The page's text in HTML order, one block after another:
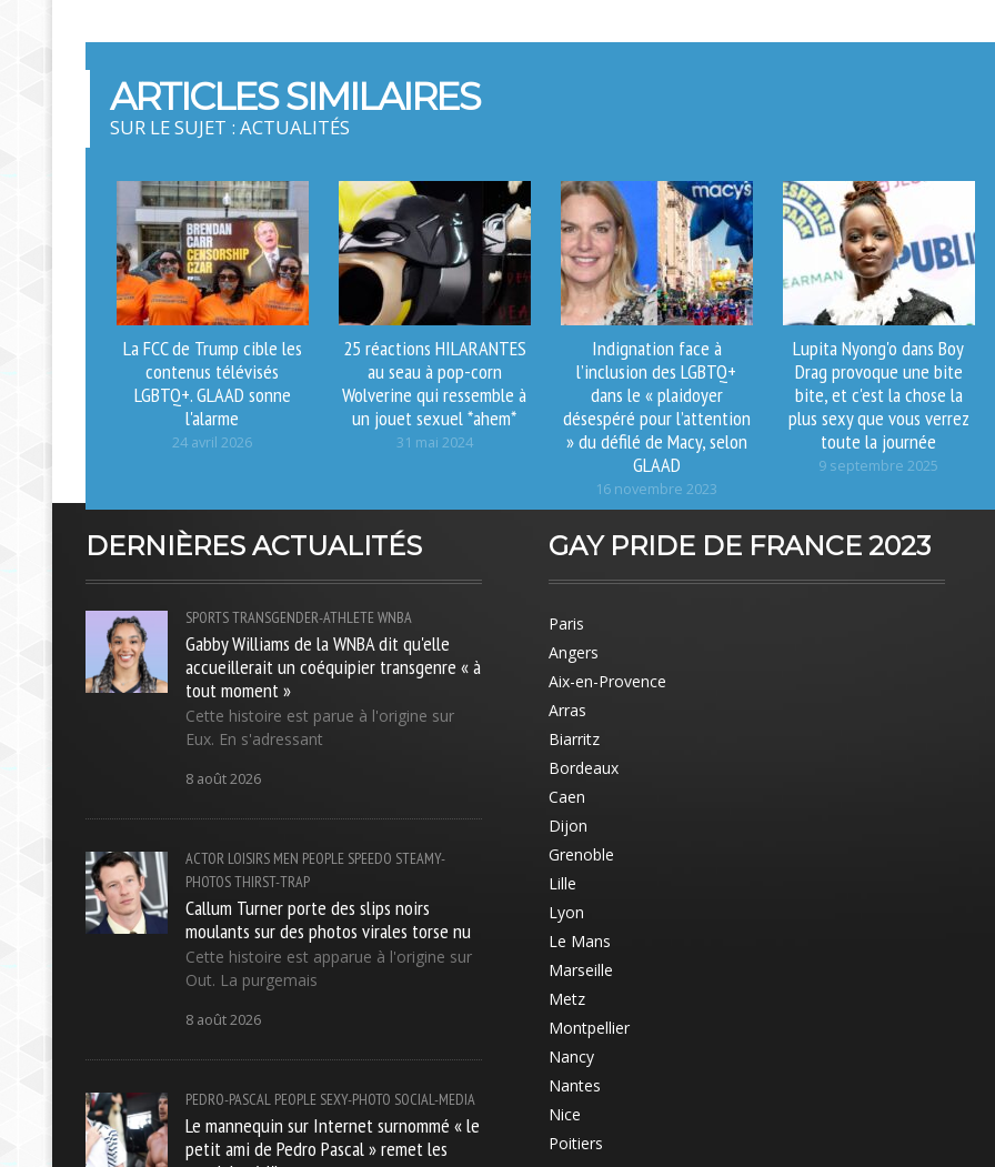
ARTICLES SIMILAIRES
SUR LE SUJET : ACTUALITÉS
La FCC de Trump cible les
contenus télévisés
LGBTQ+. GLAAD sonne
l'alarme
24 avril 2026
25 réactions HILARANTES
au seau à pop-corn
Wolverine qui ressemble à
un jouet sexuel *ahem*
31 mai 2024
Indignation face à
l’inclusion des LGBTQ+
dans le « plaidoyer
désespéré pour l’attention
» du défilé de Macy, selon
GLAAD
16 novembre 2023
Lupita Nyong'o dans Boy
Drag provoque une bite
bite, et c'est la chose la
plus sexy que vous verrez
toute la journée
9 septembre 2025
DERNIÈRES ACTUALITÉS
SPORTSTRANSGENDER-ATHLETEWNBA
Gabby Williams de la WNBA dit qu'elle
accueillerait un coéquipier transgenre « à
tout moment »
Cette histoire est parue à l'origine sur
Eux. En s'adressant
8 août 2026
ACTOR LOISIRS MEN PEOPLE SPEEDO STEAMY-
PHOTOSTHIRST-TRAP
Callum Turner porte des slips noirs
moulants sur des photos virales torse nu
Cette histoire est apparue à l'origine sur
Out. La purgemais
8 août 2026
PEDRO-PASCAL PEOPLE SEXY-PHOTO SOCIAL-MEDIA
Le mannequin sur Internet surnommé « le
petit ami de Pedro Pascal » remet les
GAY PRIDE DE FRANCE 2023
Paris
Angers
Aix-en-Provence
Arras
Biarritz
Bordeaux
Caen
Dijon
Grenoble
Lille
Lyon
Le Mans
Marseille
Metz
Montpellier
Nancy
Nantes
Nice
Poitiers